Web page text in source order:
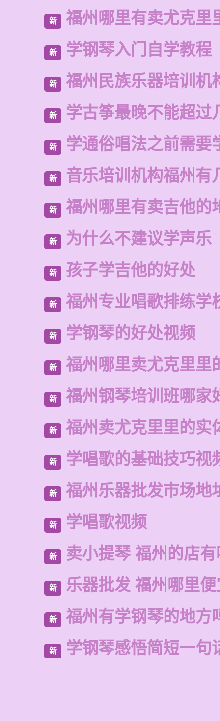
新 福州哪里有卖尤克里
新 学钢琴入门自学教程
新 福州民族乐器培训机
新 学古筝最晚不能超过
新 学通俗唱法之前需要
新 音乐培训机构福州有
新 福州哪里有卖吉他的
新 为什么不建议学声乐
新 孩子学吉他的好处
新 福州专业唱歌排练学
新 学钢琴的好处视频
新 福州哪里卖尤克里里
新 福州钢琴培训班哪家
新 福州卖尤克里里的实
新 学唱歌的基础技巧视
新 福州乐器批发市场地
新 学唱歌视频
新 卖小提琴 福州的店
新 乐器批发 福州哪里
新 福州有学钢琴的地方
新 学钢琴感悟简短一句